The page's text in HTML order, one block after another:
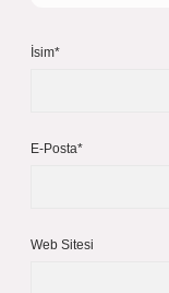
İsim*
E-Posta*
Web Sitesi